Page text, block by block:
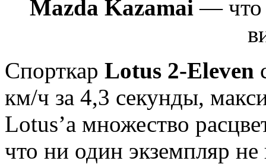
Mazda Kazamai — что
Спорткар Lotus 2-Eleven
км/ч за 4,3 секунды,
Lotus’a множество
что ни один экземпляр